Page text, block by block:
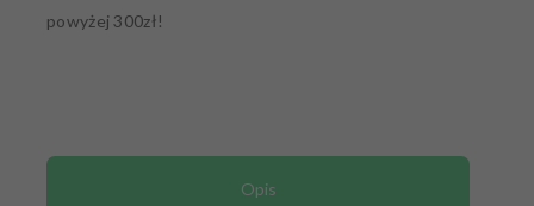
powyżej 300zł!
Opis